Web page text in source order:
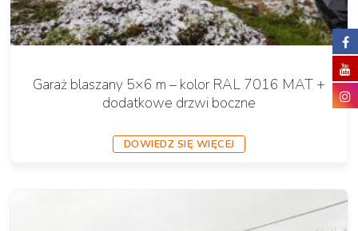
Garaż blaszany 5×6 m – kolor RAL 7016 MAT +
dodatkowe drzwi boczne
DOWIEDZ SIĘ WIĘCEJ